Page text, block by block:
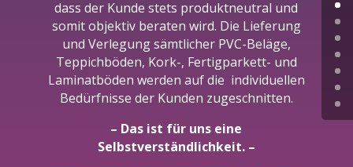
dass der Kunde stets produktneutral und
somit objektiv beraten wird. Die Lieferung
und Verlegung sämtlicher PVC-Beläge,
Teppichböden, Kork-, Fertigparkett- und
Laminatböden werden auf die individuellen
Bedürfnisse der Kunden zugeschnitten.
– Das ist für uns eine
Selbstverständlichkeit. –